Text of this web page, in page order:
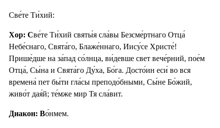
Све́те Ти́хий:
Хор: Све́те Ти́хий святы́я сла́вы Безсме́ртнаго Отца́
Небе́снаго, Свята́го, Блаже́ннаго, Иису́се Христе́!
Прише́дше на за́пад со́лнца, ви́девше свет вече́рний, пое́м
Отца́, Сы́на и Свята́го Ду́ха, Бо́га. Досто́ин еси́ во вся
времена́ пет бы́ти гла́сы преподо́бными, Сы́не Бо́жий,
живо́т дая́й; те́мже мир Тя сла́вит.
Диакон: Во́нмем.